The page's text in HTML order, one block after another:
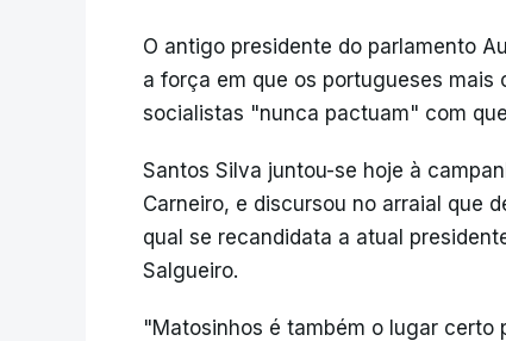
O antigo presidente do parlamento
a força em que os portugueses
socialistas "nunca pactuam" com
Santos Silva juntou-se hoje à
Carneiro, e discursou no arraial que
qual se recandidata a atual
Salgueiro.
"Matosinhos é também o lugar